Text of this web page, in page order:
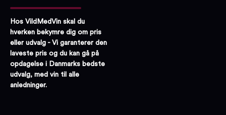
Hos VildMedVin skal du
hverken bekymre dig om pris
eller udvalg - Vi garanterer den
laveste pris og du kan gå på
opdagelse i Danmarks bedste
udvalg, med vin til alle
anledninger.